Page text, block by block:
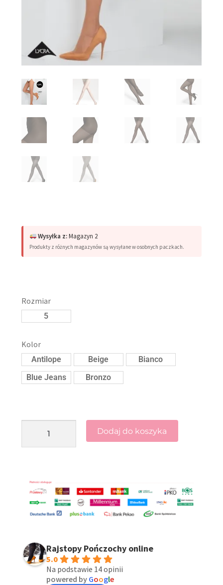
Wysyłka z:Magazyn 2
Produkty z różnych magazynów są wysyłane w osobnych paczkach.
Rozmiar
5
Kolor
Antilope Beige
Bianco
Blue Jeans
Bronzo
Dodaj do koszyka
Rajstopy Pończochy online
5.0
Na podstawie 14 opinii
powered by Google